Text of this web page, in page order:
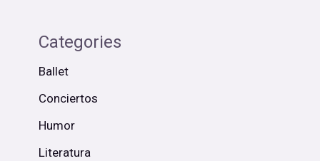
Categories
Ballet
Conciertos
Humor
Literatura